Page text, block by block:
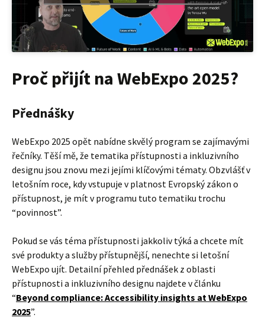
Proč přijít na WebExpo 2025?
Přednášky
WebExpo 2025 opět nabídne skvělý program se zajímavými
řečníky. Těší mě, že tematika přístupnosti a inkluzivního
designu jsou znovu mezi jejími klíčovými tématy. Obzvlášť v
letošním roce, kdy vstupuje v platnost Evropský zákon o
přístupnost, je mít v programu tuto tematiku trochu
“povinnost”.
Pokud se vás téma přístupnosti jakkoliv týká a chcete mít
své produkty a služby přístupnější, nenechte si letošní
WebExpo ujít. Detailní přehled přednášek z oblasti
přístupnosti a inkluzivního designu najdete v článku
“Beyond compliance: Accessibility insights at WebExpo
2025”.